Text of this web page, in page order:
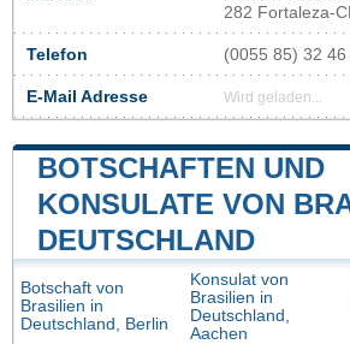
282 Fortaleza-
Telefon (0055 85) 32 46
E-Mail Adresse Wird geladen...
BOTSCHAFTEN UND
KONSULATE VON
DEUTSCHLAND
Botschaft von
Brasilien in
Deutschland, Berlin
Konsulat von
Brasilien in
Deutschland,
Aachen